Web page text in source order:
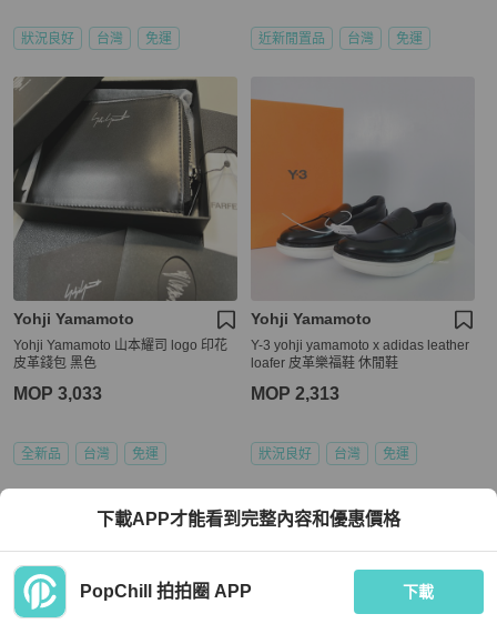
狀況良好 台灣 免運 近新閒置品 台灣 免運
Yohji Yamamoto
Yohji Yamamoto 山本耀司 logo 印花
皮革錢包 黑色
MOP 3,033
全新品 台灣 免運
Yohji Yamamoto
Y-3 yohji yamamoto x adidas leather
loafer 皮革樂福鞋 休閒鞋
MOP 2,313
狀況良好 台灣 免運
下載APP才能看到完整內容和優惠價格
PopChill 拍拍圈 APP 下載